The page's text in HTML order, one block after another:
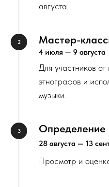
августа.
Мастер-
4 июля — 9 августа
Для участников
этнографов и
музыки.
Определение
28 августа — 13
Просмотр и